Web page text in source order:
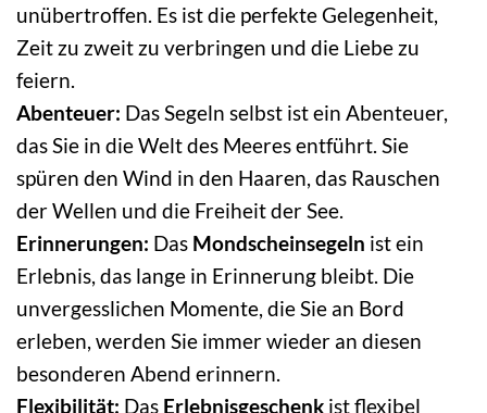
unübertroffen. Es ist die perfekte Gelegenheit,
Zeit zu zweit zu verbringen und die Liebe zu
feiern.
Abenteuer: Das Segeln selbst ist ein Abenteuer,
das Sie in die Welt des Meeres entführt. Sie
spüren den Wind in den Haaren, das Rauschen
der Wellen und die Freiheit der See.
Erinnerungen: Das Mondscheinsegeln ist ein
Erlebnis, das lange in Erinnerung bleibt. Die
unvergesslichen Momente, die Sie an Bord
erleben, werden Sie immer wieder an diesen
besonderen Abend erinnern.
Flexibilität: Das Erlebnisgeschenk ist flexibel